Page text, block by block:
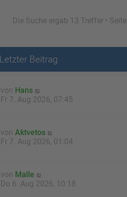
Die Suche ergab 13 Treffer • Seite
Letzter Beitrag
von Hans
Fr 7. Aug 2026, 07:45
von Aktvetos
Fr 7. Aug 2026, 01:04
von Malle
Do 6. Aug 2026, 10:18